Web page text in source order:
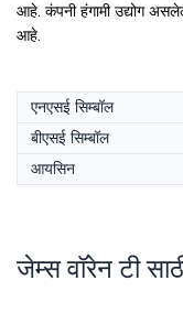
आहे. कंपनी हंगामी उद्योग
आहे.
एनएसई सिम्बॉल
बीएसई सिम्बॉल
आयसिन
जेम्स वॉरेन टी